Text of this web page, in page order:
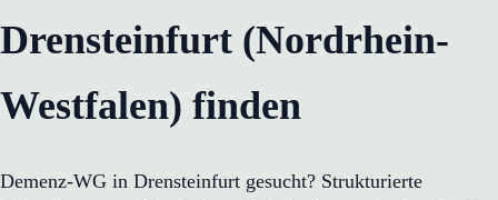
Drensteinfurt (Nordrhein-
Westfalen) finden
Demenz-WG in Drensteinfurt gesucht? Strukturierte